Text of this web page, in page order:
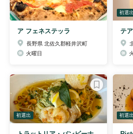
ア フェネステッラ
長野県 北佐久郡軽井沢町
火曜日
初選出
テ
初選出 初選出